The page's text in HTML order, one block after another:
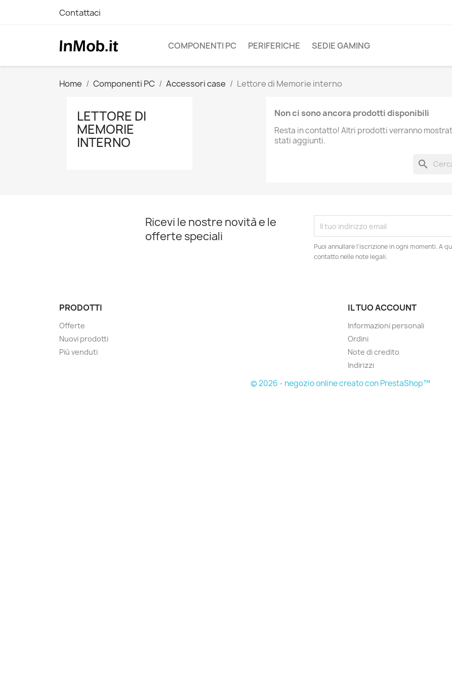
Contattaci
COMPONENTI PC PERIFERICHE SEDIE GAMING
Home Componenti PC Accessori case Lettore di Memorie interno
LETTORE DI
MEMORIE
INTERNO
Non ci sono ancora prodotti disponibili
Resta in contatto! Altri prodotti verranno
stati aggiunti.
search
Ricevi le nostre novità e le
offerte speciali
Puoi annullare l'iscrizione in ogni momenti. A
contatto nelle note legali.
PRODOTTI
Offerte
Nuovi prodotti
Più venduti
IL TUO ACCOUNT
Informazioni personali
Ordini
Note di credito
Indirizzi
© 2026 - negozio online creato con PrestaShop™